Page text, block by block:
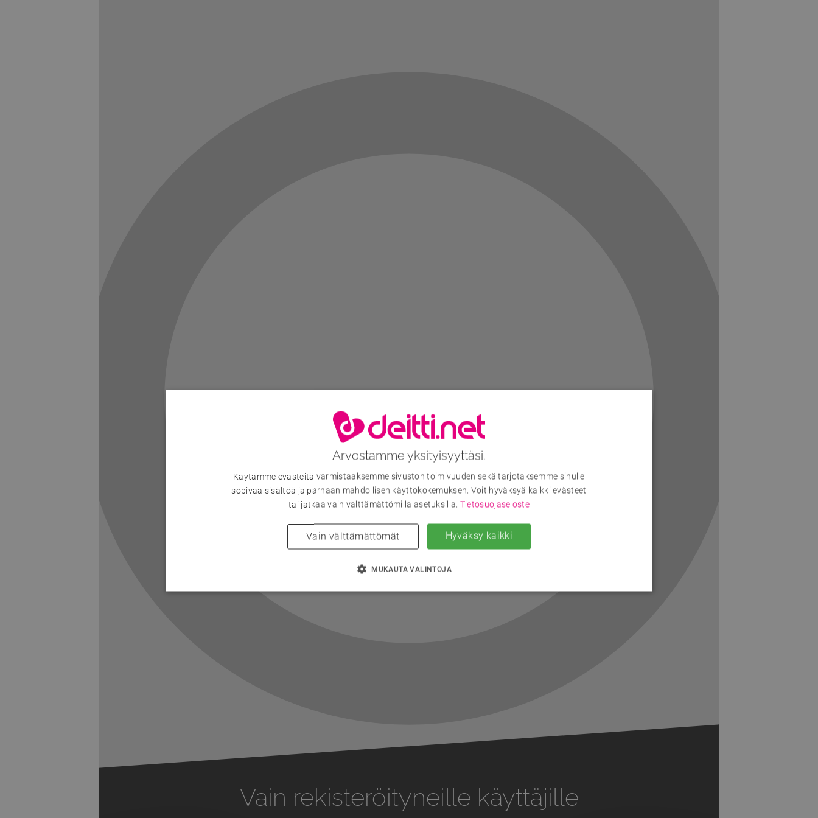
Vain rekisteröityneille käyttäjille
Next
Arvostamme yksityisyyttäsi.
Käytämme evästeitä varmistaaksemme sivuston toimivuuden sekä tarjotaksemme sinulle
sopivaa sisältöä ja parhaan mahdollisen käyttökokemuksen. Voit hyväksyä kaikki evästeet
tai jatkaa vain välttämättömillä asetuksilla. Tietosuojaseloste
Hyväksy kaikki
Vain välttämättömät
MUKAUTA VALINTOJA